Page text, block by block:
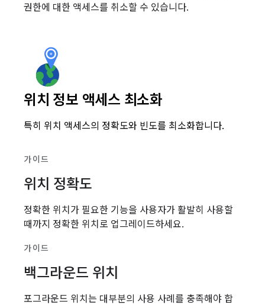
권한에 대한 액세스를 취소할 수 있습니다.
위치 정보 액세스 최소화
특히 위치 액세스의 정확도와 빈도를 최소화합니다.
가이드
위치 정확도
정확한 위치가 필요한 기능을 사용자가 활발히 사용할
때까지 정확한 위치로 업그레이드하세요.
가이드
백그라운드 위치
포그라운드 위치는 대부분의 사용 사례를 충족해야 합